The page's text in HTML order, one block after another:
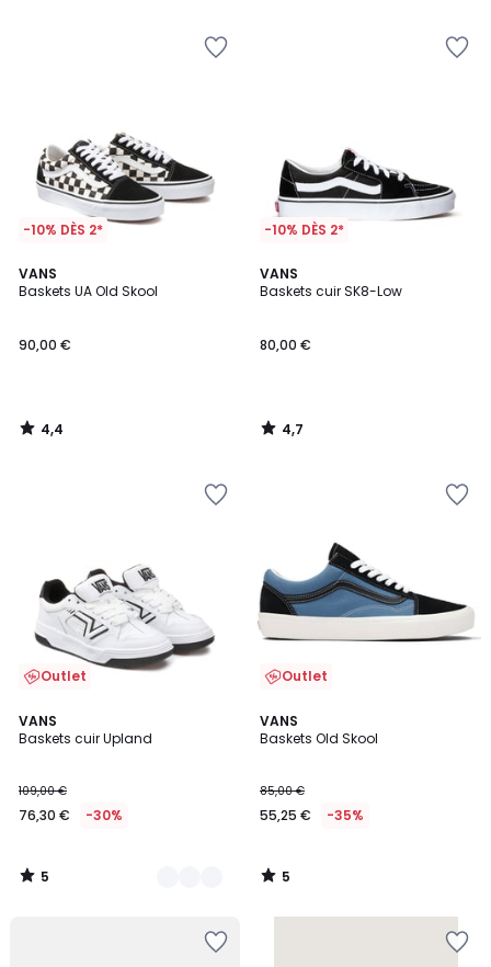
-10% DÈS 2*
VANS
Baskets UA Old Skool
90,00 €
4,4
/ 5
4,4
/
-10% DÈS 2*
VANS
Baskets cuir SK8-Low
80,00 €
4,7
/ 5
4,7
/
Outlet
VANS
Baskets cuir Upland
109,00 €
76,30 € -30%
5
/
2
Couleurs
5
/
Outlet
VANS
Baskets Old Skool
85,00 €
55,25 € -35%
5
/
5
/